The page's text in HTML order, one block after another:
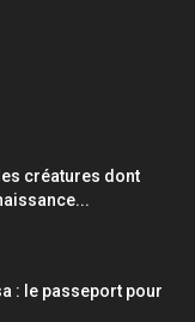
créatures dont
: le passeport pour